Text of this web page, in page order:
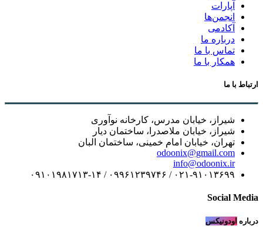
آپارات
انجمن‌ها
آکادمی
درباره ما
تماس با ما
همکار با ما
با ما
شیراز، خیابان مدرس، کارخانه نوآوری
شیراز، خیابان ملاصدرا، ساختمان دیار
تهران، خیابان امام خمینی، ساختمان البان
odoonix@gmail.com
info@odoonix.ir
۰۲۱-۹۱۰۱۳۶۹۹ / ۰۹۹۶۱۲۳۹۷۴۶ / ۰۹۱۰۱۹۸۱۷۱۳-۱۴
Social
اودونیکس